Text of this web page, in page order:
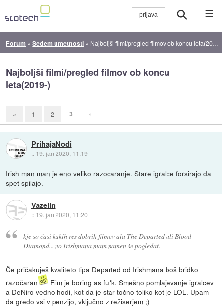
☰
Forum »Sedem umetnosti » Najboljši filmi/pregled filmov ob koncu leta(2019-)
Najboljši filmi/pregled filmov ob koncu
leta(2019-)
« 1 2 3 »
PrihajaNodi
:: 19. jan 2020, 11:19
Irish man man je eno veliko razocaranje. Stare igralce forsirajo da
spet spilajo.
Vazelin
:: 19. jan 2020, 11:20
kje so časi kakih res dobrih filmov ala The Departed ali Blood
Diamond... no Irishmana mam namen še pogledat.
Če pričakuješ kvaliteto tipa Departed od Irishmana boš bridko
razočaran
Film je boring as fu*k. Smešno pomlajevanje igralcev
a DeNiro vedno hodi, kot da je star točno toliko kot je LOL. Upam
da gredo vsi v penzijo, vključno z režiserjem ;)